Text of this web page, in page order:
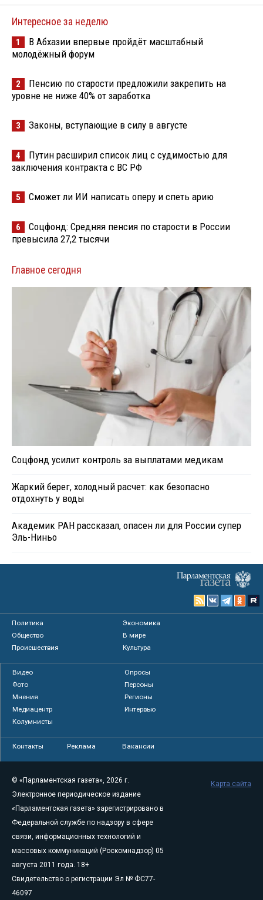
Интересное за неделю
1
В Абхазии впервые пройдёт масштабный
молодёжный форум
2
Пенсию по старости предложили закрепить на
уровне не ниже 40% от заработка
3 Законы, вступающие в силу в августе
4
Путин расширил список лиц с судимостью для
заключения контракта с ВС РФ
5 Сможет ли ИИ написать оперу и спеть арию
6
Соцфонд: Средняя пенсия по старости в России
превысила 27,2 тысячи
Главное сегодня
Соцфонд усилит контроль за выплатами медикам
Жаркий берег, холодный расчет: как безопасно
отдохнуть у воды
Академик РАН рассказал, опасен ли для России супер
Эль-Ниньо
Политика
Экономика
Общество
В мире
Происшествия
Культура
Видео
Опросы
Фото
Персоны
Мнения
Регионы
Медиацентр
Интервью
Колумнисты
Контакты Реклама Вакансии
© «Парламентская газета», 2026 г.
Электронное периодическое издание
«Парламентская газета» зарегистрировано в
Федеральной службе по надзору в сфере
связи, информационных технологий и
массовых коммуникаций (Роскомнадзор) 05
августа 2011 года. 18+
Свидетельство о регистрации Эл № ФС77-
46097
Карта сайта